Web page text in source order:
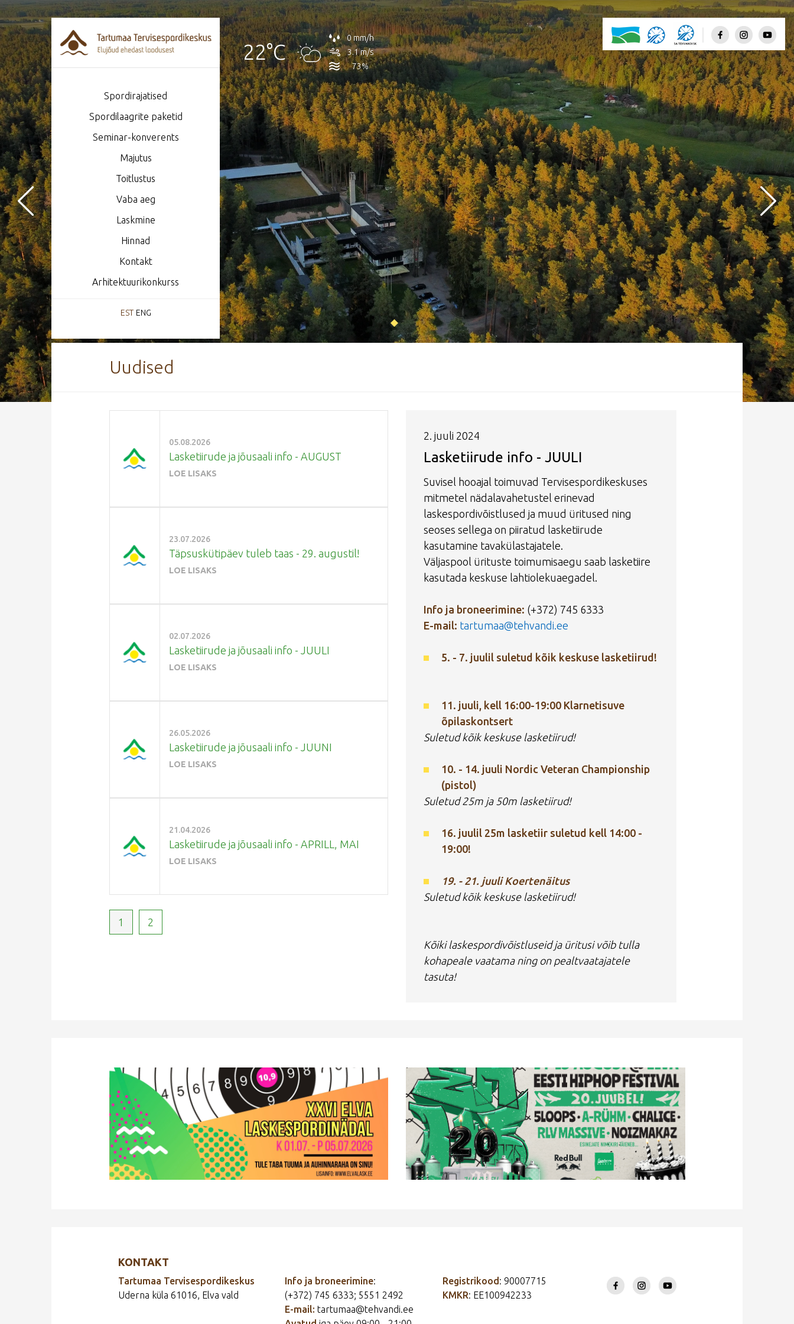
Spordirajatised
Spordilaagrite paketid
Seminar-konverents
Majutus
Toitlustus
Vaba aeg
Laskmine
Hinnad
Kontakt
Arhitektuurikonkurss
EST ENG
22°C
Day
Clear sky
Few clouds
Scattered clouds
Broken clouds
Thunderstorm
Snow
Mist
Day
0 mm/h
3.1 m/s
73%
Uudised
05.08.2026
Lasketiirude ja jõusaali info - AUGUST
LOE LISAKS
23.07.2026
Täpsuskütipäev tuleb taas - 29. augustil!
LOE LISAKS
02.07.2026
Lasketiirude ja jõusaali info - JUULI
LOE LISAKS
26.05.2026
Lasketiirude ja jõusaali info - JUUNI
LOE LISAKS
21.04.2026
Lasketiirude ja jõusaali info - APRILL, MAI
LOE LISAKS
1 2
2. juuli 2024
Lasketiirude info - JUULI
Suvisel hooajal toimuvad Tervisespordikeskuses
mitmetel nädalavahetustel erinevad
laskespordivõistlused ja muud üritused ning
seoses sellega on piiratud lasketiirude
kasutamine tavakülastajatele.
Väljaspool ürituste toimumisaegu saab lasketiire
kasutada keskuse lahtiolekuaegadel.
Info ja broneerimine: (+372) 745 6333
E-mail: tartumaa@tehvandi.ee
5. - 7. juulil suletud kõik keskuse lasketiirud!
11. juuli, kell 16:00-19:00 Klarnetisuve
õpilaskontsert
Suletud kõik keskuse lasketiirud!
10. - 14. juuli Nordic Veteran Championship
(pistol)
Suletud 25m ja 50m lasketiirud!
16. juulil 25m lasketiir suletud kell 14:00 -
19:00!
19. - 21. juuli Koertenäitus
Suletud kõik keskuse lasketiirud!
Kõiki laskespordivõistluseid ja üritusi võib tulla
kohapeale vaatama ning on pealtvaatajatele
tasuta!
KONTAKT
Tartumaa Tervisespordikeskus
Uderna küla 61016, Elva vald
Info ja broneerimine:
(+372) 745 6333; 5551 2492
E-mail: tartumaa@tehvandi.ee
Registrikood: 90007715
KMKR: EE100942233